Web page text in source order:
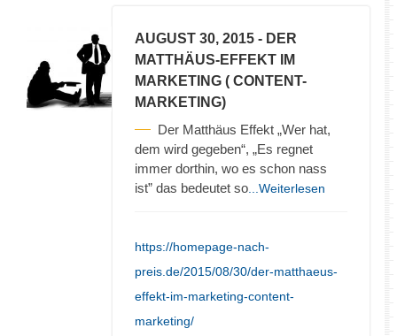
AUGUST 30, 2015 - DER
MATTHÄUS-EFFEKT IM
MARKETING ( CONTENT-
MARKETING)
Der Matthäus Effekt „Wer hat,
dem wird gegeben“, „Es regnet
immer dorthin, wo es schon nass
ist” das bedeutet so ...Weiterlesen
https://homepage-nach-
preis.de/2015/08/30/der-matthaeus-
effekt-im-marketing-content-
marketing/